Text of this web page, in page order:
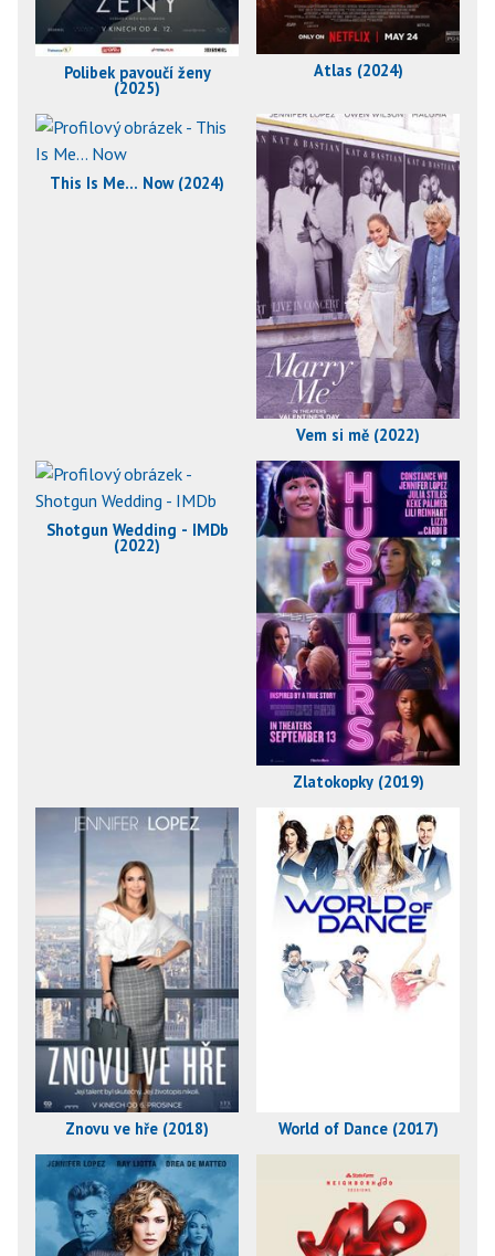
Polibek pavoučí ženy
(2025)
Atlas (2024)
This Is Me... Now (2024)
Vem si mě (2022)
Shotgun Wedding - IMDb
(2022)
Zlatokopky (2019)
Znovu ve hře (2018) World of Dance (2017)